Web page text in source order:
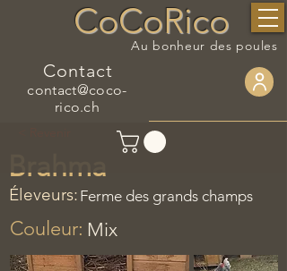
CoCoRico
Au bonheur des poules
Contact
contact@coco-
rico.ch
Brahma
Éleveurs: Ferme des grands champs
Couleur: Mix